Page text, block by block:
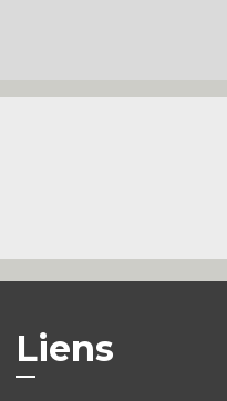
Liens